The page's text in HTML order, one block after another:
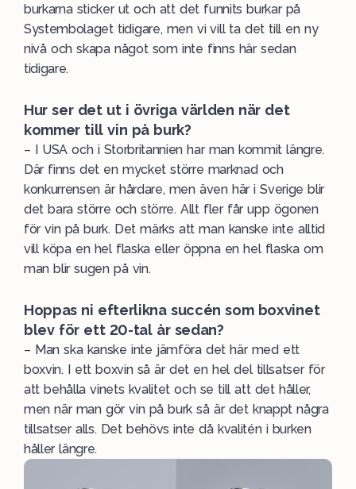
burkarna sticker ut och att det funnits burkar på
Systembolaget tidigare, men vi vill ta det till en ny
nivå och skapa något som inte finns här sedan
tidigare.
Hur ser det ut i övriga världen när det
kommer till vin på burk?
– I USA och i Storbritannien har man kommit längre.
Där finns det en mycket större marknad och
konkurrensen är hårdare, men även här i Sverige blir
det bara större och större. Allt fler får upp ögonen
för vin på burk. Det märks att man kanske inte alltid
vill köpa en hel flaska eller öppna en hel flaska om
man blir sugen på vin.
Hoppas ni efterlikna succén som boxvinet
blev för ett 20-tal år sedan?
– Man ska kanske inte jämföra det här med ett
boxvin. I ett boxvin så är det en hel del tillsatser för
att behålla vinets kvalitet och se till att det håller,
men när man gör vin på burk så är det knappt några
tillsatser alls. Det behövs inte då kvalitén i burken
håller längre.